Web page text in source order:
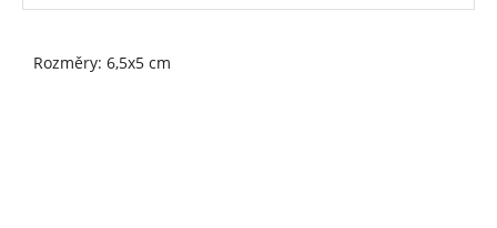
Rozměry: 6,5x5 cm